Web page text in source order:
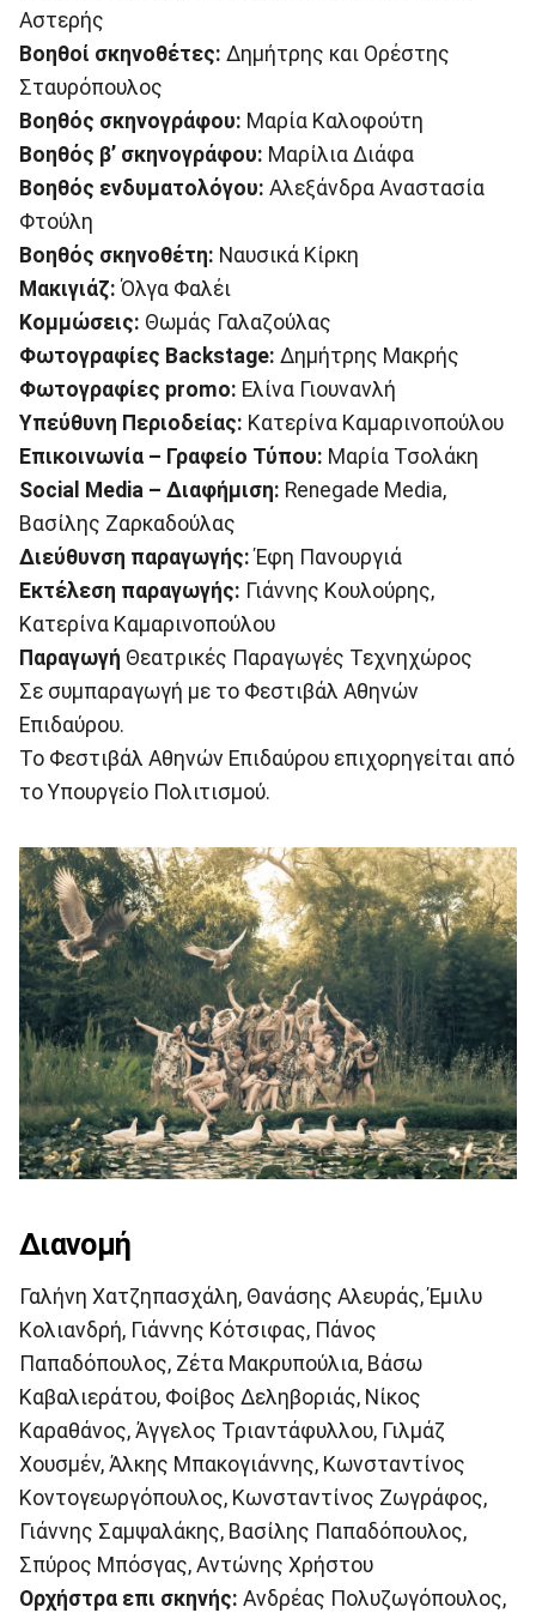
Αστερής
Βοηθοί σκηνοθέτες: Δημήτρης και Ορέστης
Σταυρόπουλος
Βοηθός σκηνογράφου: Μαρία Καλοφούτη
Bοηθός β’ σκηνογράφου: Μαρίλια Διάφα
Βοηθός ενδυματολόγου: Αλεξάνδρα Αναστασία
Φτούλη
Βοηθός σκηνοθέτη: Ναυσικά Κίρκη
Μακιγιάζ: Όλγα Φαλέι
Κομμώσεις: Θωμάς Γαλαζούλας
Φωτογραφίες Backstage: Δημήτρης Μακρής
Φωτογραφίες promo: Ελίνα Γιουνανλή
Υπεύθυνη Περιοδείας: Κατερίνα Καμαρινοπούλου
Επικοινωνία – Γραφείο Τύπου: Μαρία Τσολάκη
Social Media – Διαφήμιση: Renegade Media,
Βασίλης Ζαρκαδούλας
Διεύθυνση παραγωγής:Έφη Πανουργιά
Εκτέλεση παραγωγής: Γιάννης Κουλούρης,
Κατερίνα Καμαρινοπούλου
Παραγωγή Θεατρικές Παραγωγές Τεχνηχώρος
Σε συμπαραγωγή με το Φεστιβάλ Αθηνών
Επιδαύρου.
Το Φεστιβάλ Αθηνών Επιδαύρου επιχορηγείται από
το Υπουργείο Πολιτισμού.
Διανομή
Γαλήνη Χατζηπασχάλη, Θανάσης Αλευράς, Έμιλυ
Κολιανδρή, Γιάννης Κότσιφας, Πάνος
Παπαδόπουλος, Ζέτα Μακρυπούλια, Βάσω
Καβαλιεράτου, Φοίβος Δεληβοριάς, Νίκος
Καραθάνος, Άγγελος Τριαντάφυλλου, Γιλμάζ
Χουσμέν, Άλκης Μπακογιάννης, Κωνσταντίνος
Κοντογεωργόπουλος, Κωνσταντίνος Ζωγράφος,
Γιάννης Σαμψαλάκης, Βασίλης Παπαδόπουλος,
Σπύρος Μπόσγας, Αντώνης Χρήστου
Ορχήστρα επι σκηνής: Ανδρέας Πολυζωγόπουλος,